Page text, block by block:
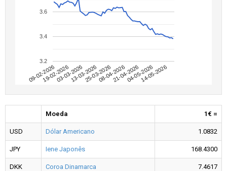
09-02-202619-02-202603-03-202613-03-202625-03-202608-04-202621-04-202604-05-202614-05-2026
3.2
3.4
3.6
Moeda 1€ =
USD Dólar Americano 1.0832
JPY Iene Japonês 168.4300
DKK Coroa Dinamarca 7.4617